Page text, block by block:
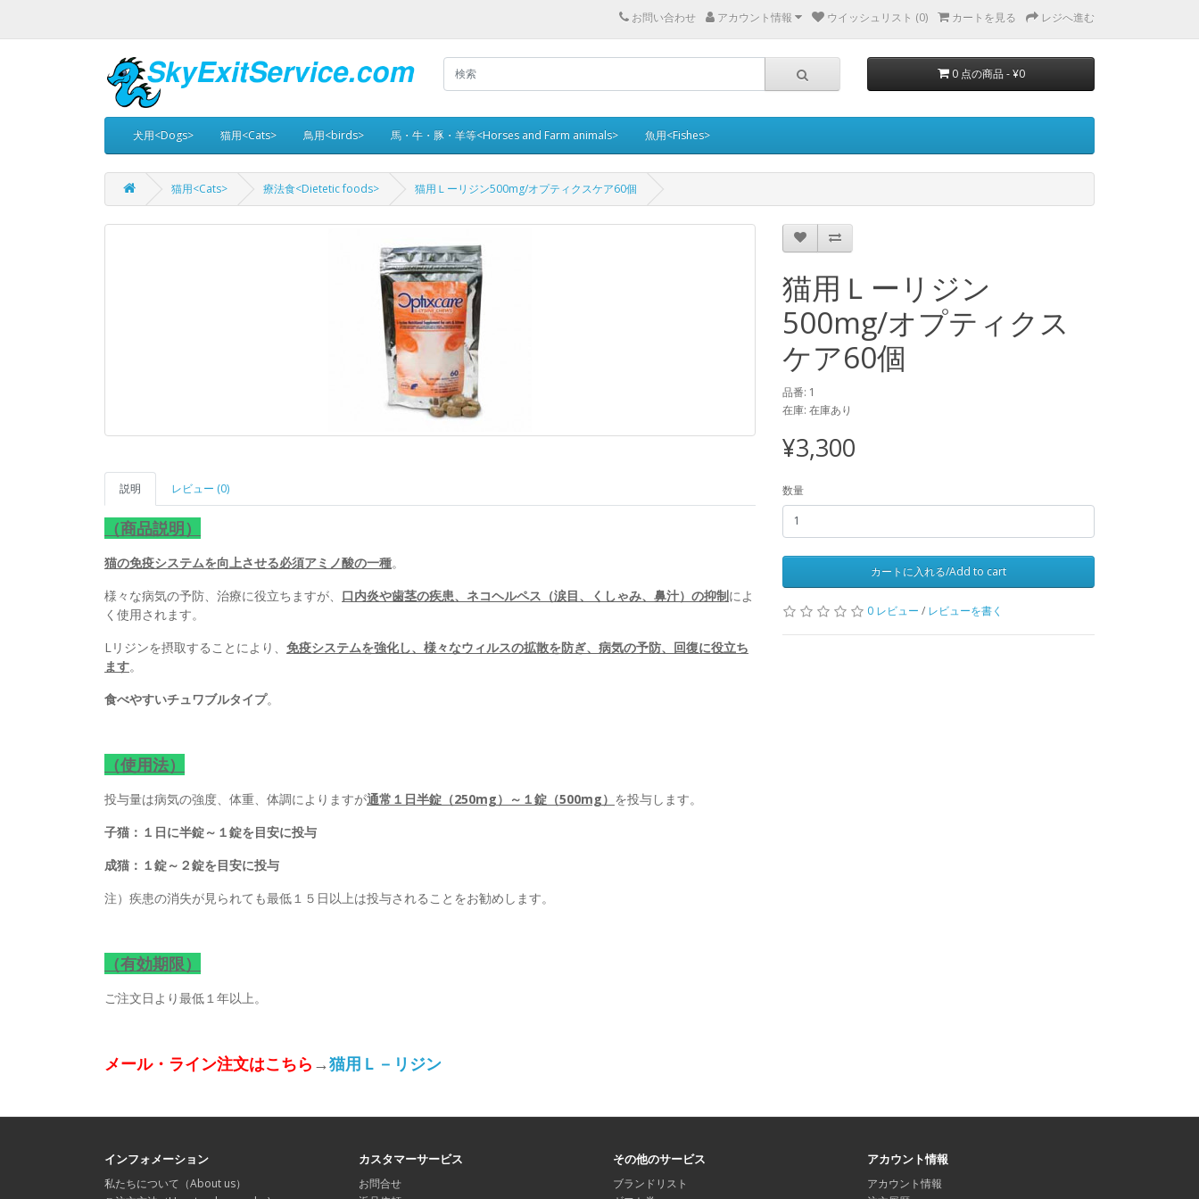
お問い合わせ アカウント情報 ウイッシュリスト (0) カートを見る レジへ進む
0 点の商品 - ¥0
犬用<Dogs> 猫用<Cats> 鳥用<birds> 馬・牛・豚・羊等<Horses and Farm animals> 魚用<Fishes>
猫用<Cats> 療法食<Dietetic foods> 猫用Ｌーリジン500mg/オプティクスケア60個
説明 レビュー (0)
（商品説明）
猫の免疫システムを向上させる必須アミノ酸の一種。
様々な病気の予防、治療に役立ちますが、 口内炎や歯茎の疾患、ネコヘルペス（涙目、くしゃみ、鼻汁）の抑制によ
く使用されます。
Lリジンを摂取することにより、 免疫システムを強化し、様々なウィルスの拡散を防ぎ、病気の予防、回復に役立ち
ます。
食べやすいチュワブルタイプ。
（使用法）
投与量は病気の強度、体重、体調によりますが通常１日半錠（250mg）～１錠（500mg） を投与します。
子猫：１日に半錠～１錠を目安に投与
成猫：１錠～２錠を目安に投与
注）疾患の消失が見られても最低１５日以上は投与されることをお勧めします。
（有効期限）
ご注文日より最低１年以上。
メール・ライン注文はこちら →猫用Ｌ－リジン
猫用Ｌーリジン
500mg/オプティクス
ケア60個
品番: 1
在庫: 在庫あり
¥3,300
数量
カートに入れる/Add to cart
0 レビュー / レビューを書く
インフォメーション
私たちについて（About us）
カスタマーサービス
お問合せ
その他のサービス
ブランドリスト
アカウント情報
アカウント情報